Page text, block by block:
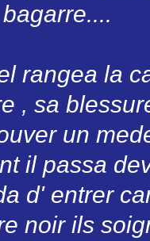
rangea la
, sa
un
il passa
d' entrer
noir ils